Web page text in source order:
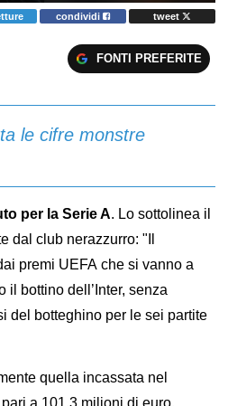
condividi tweet
FONTI PREFERITE
le cifre monstre
per la Serie A. Lo sottolinea il
dal club nerazzurro: "Il
premi UEFA che si vanno a
bottino dell’Inter, senza
del botteghino per le sei partite
quella incassata nel
a 101,3 milioni di euro.